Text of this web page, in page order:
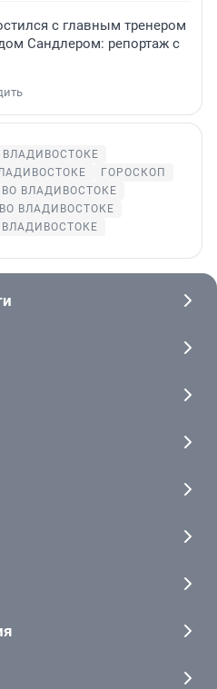
с главным тренером
Сандлером: репортаж с
ГОРОСКОП
ВЛАДИВОСТОКЕ
ВЛАДИВОСТОКЕ